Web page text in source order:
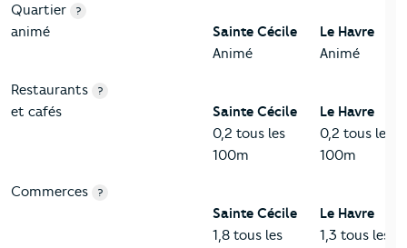
Quartier
animé
?
Sainte Cécile
Animé
Le Havre
Animé
Restaurants
et cafés
?
Sainte Cécile
0,2 tous les
100m
Le Havre
0,2 tous les
100m
Commerces ?
Sainte Cécile
1,8 tous les
Le Havre
1,3 tous les